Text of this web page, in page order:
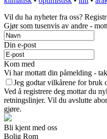
Vil du ha nyheter fra oss?
Gjør som tusenvis av andre -
Din e-post
Kom med
Vi har mottatt din påmelding -
Jeg godtar vilkårene for bruk
Ved å registrere deg mottar du
retningslinjer. Vil du avslutte
gjøre.
Bli kjent med oss
Bolig Rom